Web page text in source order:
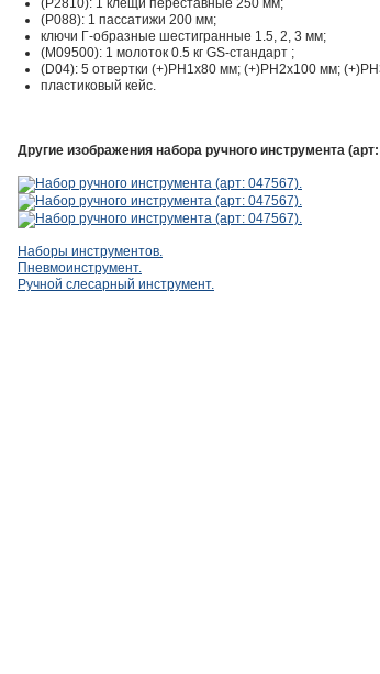
(Р088): 1 пассатижи 200 мм;
ключи Г-образные шестигранные 1.5, 2, 3 мм;
(М09500): 1 молоток 0.5 кг GS-стандарт ;
(D04): 5 отвертки (+)РН1х80 мм; (+)РН2х100 мм;
пластиковый кейс.
Другие изображения набора ручного инструмента
Наборы инструментов.
Пневмоинструмент.
Ручной слесарный инструмент.